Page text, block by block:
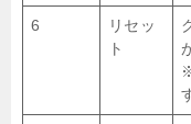
6
リセッ
ト